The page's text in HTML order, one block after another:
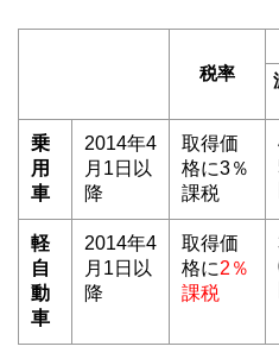
税率
乗
用
車
2014年4
月1日以
降
取得価
格に3％
課税
軽
自
動
車
2014年4
月1日以
降
取得価
格に2％
課税